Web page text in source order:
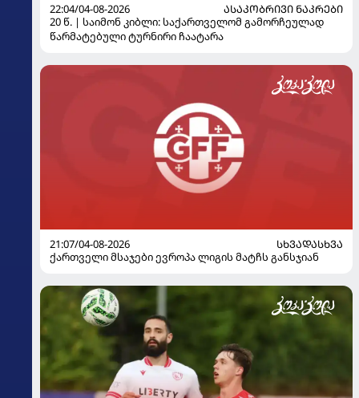
22:04/04-08-2026
ᲐᲡᲐᲙᲝᲑᲠᲘᲕᲘ ᲜᲐᲙᲠᲔᲑᲘ
20 წ. | საიმონ კიბლი: საქართველომ გამორჩეულად
წარმატებული ტურნირი ჩაატარა
21:07/04-08-2026
ᲡᲮᲕᲐᲓᲐᲡᲮᲕᲐ
ქართველი მსაჯები ევროპა ლიგის მატჩს განსჯიან